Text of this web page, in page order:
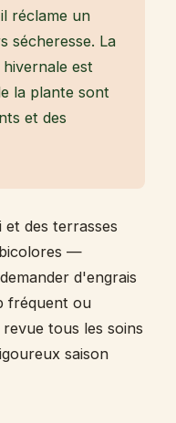
réclame un
sécheresse. La
est
la plante sont
et des
et des terrasses
—
d'engrais
fréquent ou
tous les soins
saison